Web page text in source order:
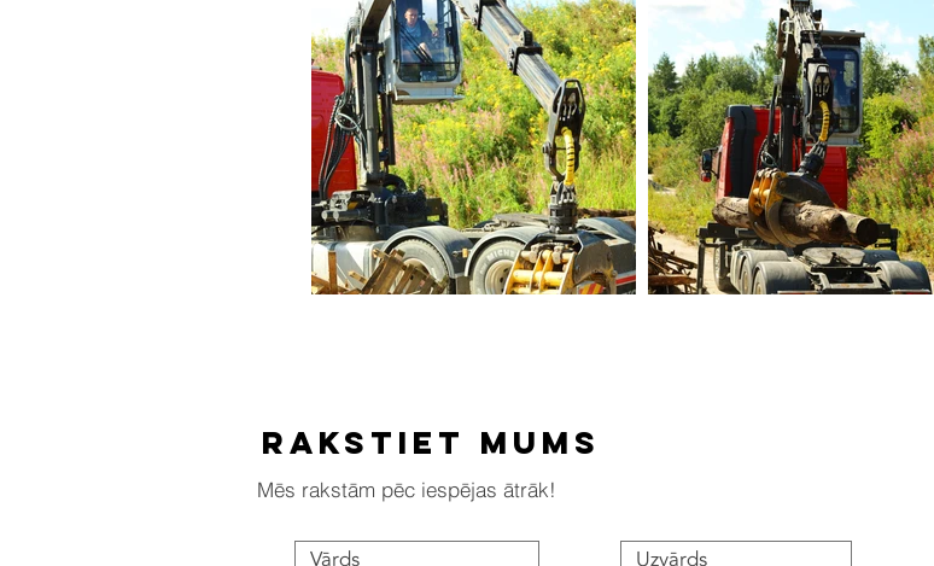
Rakstiet mums
Mēs rakstām pēc iespējas ātrāk!